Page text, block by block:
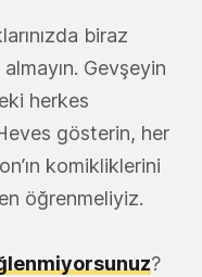
biraz
Gevşeyin
herkes
gösterin, her
komikliklerini
öğrenmeliyiz.
?